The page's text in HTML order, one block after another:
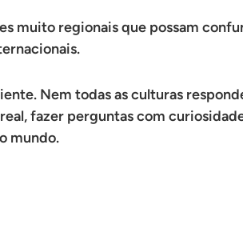
muito regionais que possam
Nem todas as culturas
fazer perguntas com
mundo.